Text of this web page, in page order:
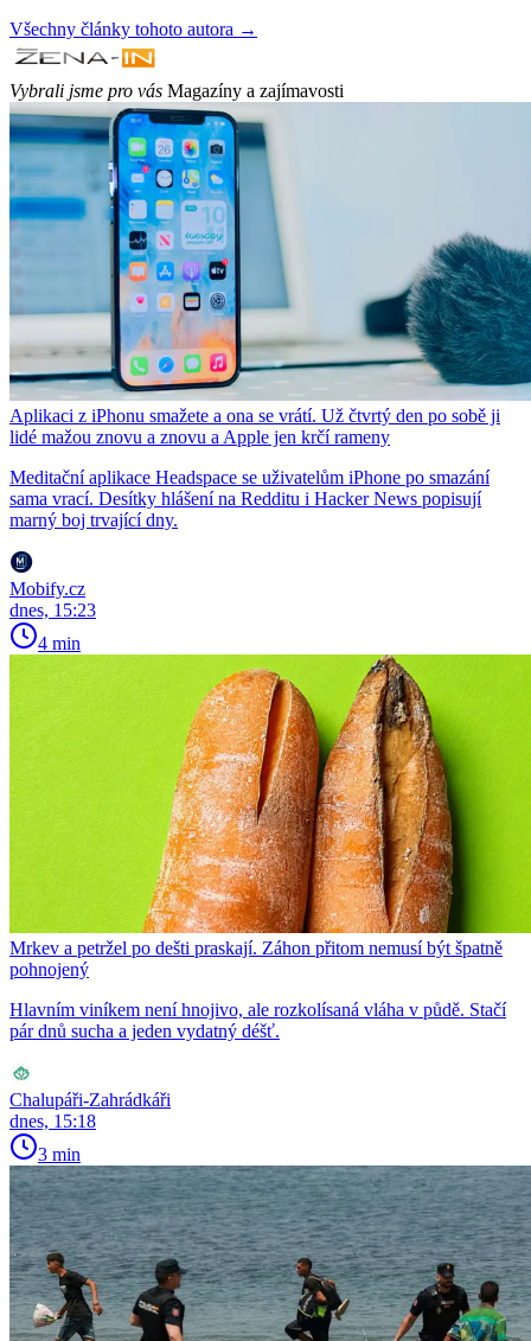
Všechny články tohoto autora →
Vybrali jsme pro vás Magazíny a zajímavosti
Aplikaci z iPhonu smažete a ona se vrátí. Už čtvrtý den po sobě ji
lidé mažou znovu a znovu a Apple jen krčí rameny
Meditační aplikace Headspace se uživatelům iPhone po smazání
sama vrací. Desítky hlášení na Redditu i Hacker News popisují
marný boj trvající dny.
Mobify.cz
dnes, 15:23
4 min
Mrkev a petržel po dešti praskají. Záhon přitom nemusí být špatně
pohnojený
Hlavním viníkem není hnojivo, ale rozkolísaná vláha v půdě. Stačí
pár dnů sucha a jeden vydatný déšť.
Chalupáři-Zahrádkáři
dnes, 15:18
3 min